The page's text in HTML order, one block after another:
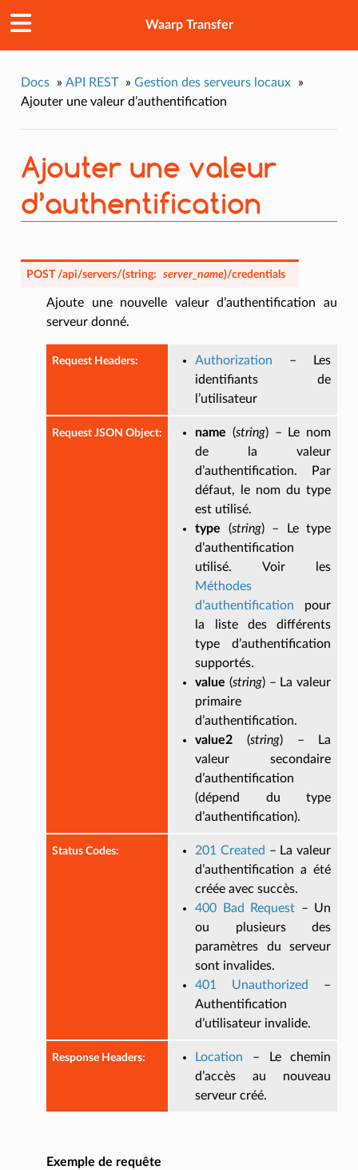
Waarp Transfer
Docs » API REST » Gestion des serveurs locaux
»
Ajouter une valeur d’authentification
Ajouter une valeur
d’authentification
POST /api/servers/(string: server_name)/credentials
Ajoute une nouvelle valeur d’authentification au
serveur donné.
Request Headers: Authorization – Les
identifiants de
l’utilisateur
Request JSON Object: name (string) – Le nom
de la valeur
d’authentification. Par
défaut, le nom du type
est utilisé.
type (string) – Le type
d’authentification
utilisé. Voir les
Méthodes
d’authentification pour
la liste des différents
type d’authentification
supportés.
value (string) – La valeur
primaire
d’authentification.
value2 (string) – La
valeur secondaire
d’authentification
(dépend du type
d’authentification).
Status Codes: 201 Created – La valeur
d’authentification a été
créée avec succès.
400 Bad Request – Un
ou plusieurs des
paramètres du serveur
sont invalides.
401 Unauthorized
–
Authentification
d’utilisateur invalide.
Response Headers: Location – Le chemin
d’accès au nouveau
serveur créé.
Exemple de requête